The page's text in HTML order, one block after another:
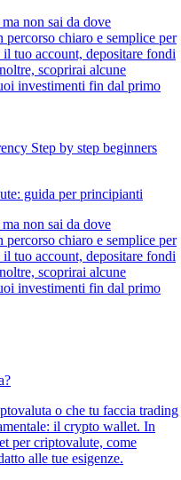
non sai da dove
chiaro e semplice per
tuo account, depositare fondi
scoprirai alcune
investimenti fin dal primo
guida per principianti
non sai da dove
chiaro e semplice per
tuo account, depositare fondi
scoprirai alcune
investimenti fin dal primo
o che tu faccia trading
il crypto wallet. In
per criptovalute, come
alle tue esigenze.